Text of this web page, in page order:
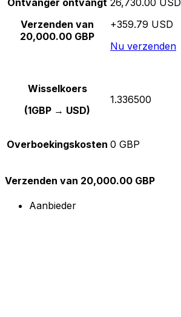
Verzenden van
20,000.00 GBP
+359.79 USD
Nu verzenden
Wisselkoers
(1GBP → USD)
1.336500
Overboekingskosten 0 GBP
Verzenden van 20,000.00 GBP
Aanbieder